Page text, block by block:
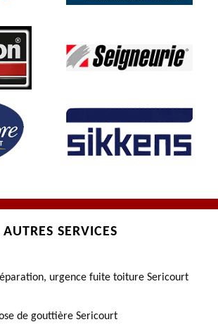
AUTRES SERVICES
urgence fuite toiture Sericourt
de gouttière Sericourt